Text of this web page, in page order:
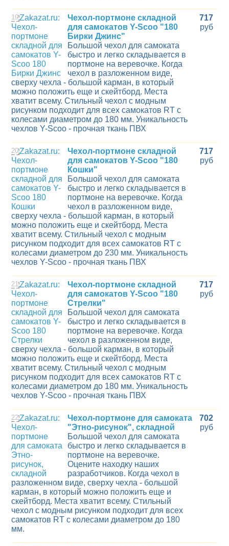
19
Чехол-портмоне складной
для самокатов Y-Scoo "180
Бирки Джинс"
Большой чехол для самоката
быстро и легко складывается в
портмоне на веревочке. Когда
чехол в разложенном виде,
сверху чехла - большой карман, в который
можно положить еще и скейтборд. Места
хватит всему. Стильный чехол с модным
рисунком подходит для всех самокатов RT с
колесами диаметром до 180 мм. Уникальность
чехлов Y-Scoo - прочная ткань ПВХ
717
руб
20
Чехол-портмоне складной
для самокатов Y-Scoo "180
Кошки"
Большой чехол для самоката
быстро и легко складывается в
портмоне на веревочке. Когда
чехол в разложенном виде,
сверху чехла - большой карман, в который
можно положить еще и скейтборд. Места
хватит всему. Стильный чехол с модным
рисунком подходит для всех самокатов RT с
колесами диаметром до 230 мм. Уникальность
чехлов Y-Scoo - прочная ткань ПВХ
717
руб
21
Чехол-портмоне складной
для самокатов Y-Scoo "180
Стрелки"
Большой чехол для самоката
быстро и легко складывается в
портмоне на веревочке. Когда
чехол в разложенном виде,
сверху чехла - большой карман, в который
можно положить еще и скейтборд. Места
хватит всему. Стильный чехол с модным
рисунком подходит для всех самокатов RT с
колесами диаметром до 180 мм. Уникальность
чехлов Y-Scoo - прочная ткань ПВХ
717
руб
22
Чехол-портмоне для самоката
"Этно-рисунок", складной
Большой чехол для самоката
быстро и легко складывается в
портмоне на веревочке.
Оцените находку наших
разработчиков. Когда чехол в
разложенном виде, сверху чехла - большой
карман, в который можно положить еще и
скейтборд. Места хватит всему. Стильный
чехол с модным рисунком подходит для всех
самокатов RT с колесами диаметром до 180
мм.
702
руб